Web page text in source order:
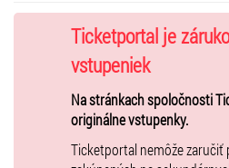
Kapela piatich hudobníkov z
energiu dobrého vintage acid jazzu v
pop/jazzových hudobníkov Európy.
Fender Rhodes klávesov a rytmickej
jedinečných aranžmánov sa stali ich
Speváčka Evelyn Kallansee nesie v
s čerstvým závanom súčasnosti. So
svetové pódiá od Japonska po Európu
Ticketportal je
vstupeniek
Na stránkach spoločnosti
originálne vstupenky.
Ticketportal nemôže